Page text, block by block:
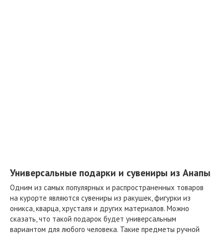
Универсальные подарки и сувениры из Анапы
Одним из самых популярных и распространенных товаров
на курорте являются сувениры из ракушек, фигурки из
оникса, кварца, хрусталя и других материалов. Можно
сказать, что такой подарок будет универсальным
вариантом для любого человека. Такие предметы ручной